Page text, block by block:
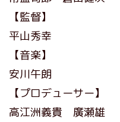
【監督】
平山秀幸
【音楽】
安川午朗
【プロデューサー】
高江洲義貴 廣瀬雄